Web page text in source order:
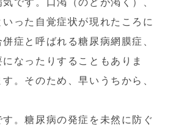
です。口渇（のどが渇く）、
った自覚症状が現れたころに
症と呼ばれる糖尿病網膜症、
なったりすることもありま
。そのため、早いうちから、
。糖尿病の発症を未然に防ぐ